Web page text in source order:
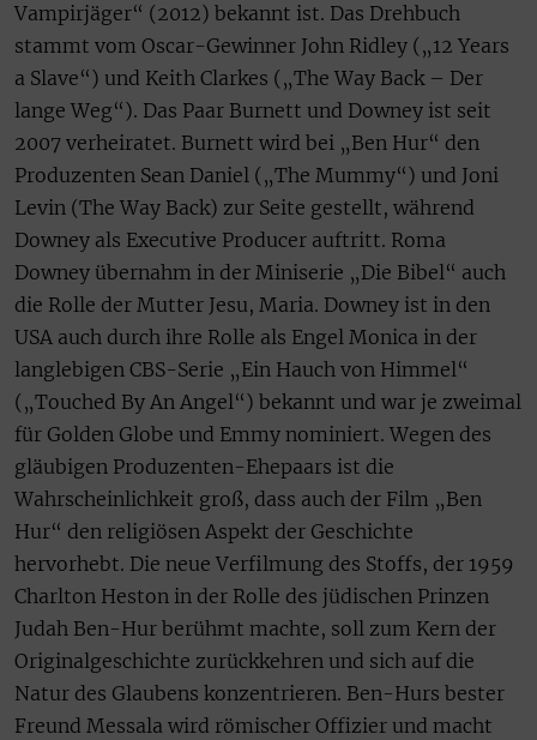
Vampirjäger“ (2012) bekannt ist. Das Drehbuch
stammt vom Oscar-Gewinner John Ridley („12 Years
a Slave“) und Keith Clarkes („The Way Back – Der
lange Weg“). Das Paar Burnett und Downey ist seit
2007 verheiratet. Burnett wird bei „Ben Hur“ den
Produzenten Sean Daniel („The Mummy“) und Joni
Levin (The Way Back) zur Seite gestellt, während
Downey als Executive Producer auftritt. Roma
Downey übernahm in der Miniserie „Die Bibel“ auch
die Rolle der Mutter Jesu, Maria. Downey ist in den
USA auch durch ihre Rolle als Engel Monica in der
langlebigen CBS-Serie „Ein Hauch von Himmel“
(„Touched By An Angel“) bekannt und war je zweimal
für Golden Globe und Emmy nominiert. Wegen des
gläubigen Produzenten-Ehepaars ist die
Wahrscheinlichkeit groß, dass auch der Film „Ben
Hur“ den religiösen Aspekt der Geschichte
hervorhebt. Die neue Verfilmung des Stoffs, der 1959
Charlton Heston in der Rolle des jüdischen Prinzen
Judah Ben-Hur berühmt machte, soll zum Kern der
Originalgeschichte zurückkehren und sich auf die
Natur des Glaubens konzentrieren. Ben-Hurs bester
Freund Messala wird römischer Offizier und macht